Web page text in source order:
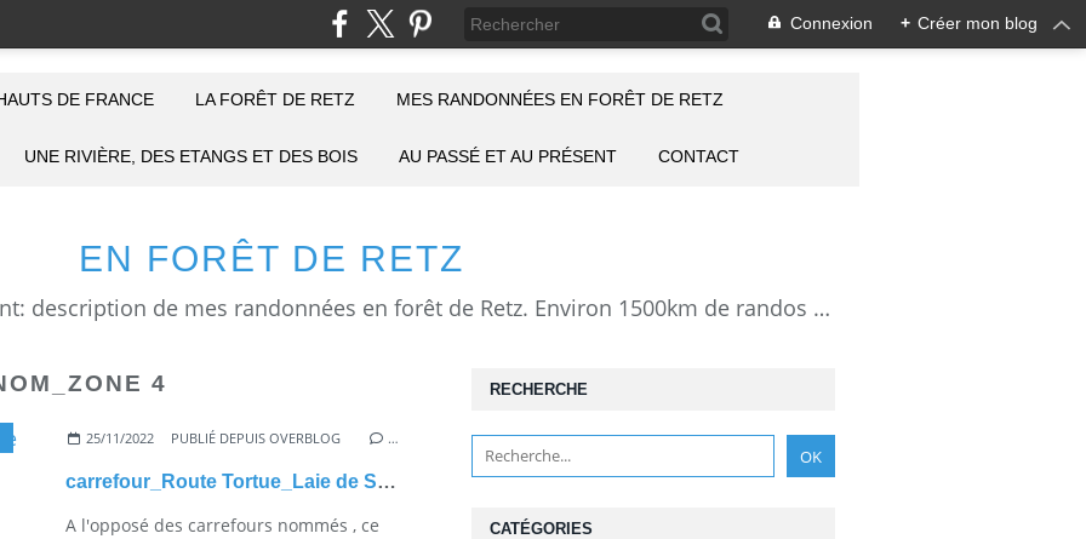
Connexion + Créer mon blog
EN FORÊT DE RETZ
la Forêt de Retz vue autrement: description de mes randonnées en forêt de Retz. Environ 1500km de randos et 25000 photos pour montrer cette forêt magnifique et ses particularités: les lieux atypiques comme la Pierre Clouise, la Cave du Diable, la Pierre Fortière, la Grotte Saint-Antoine ... Mais aussi les 360 carrefours nommés, plus de 100 routes forestières, les étangs, des villages et hameaux
DE FRANCE LA FORÊT DE RETZ MES RANDONNÉES EN FORÊT DE RETZ
UNE RIVIÈRE, DES ETANGS ET DES BOIS AU PASSÉ ET AU PRÉSENT CONTACT
4
25/11/2022 PUBLIÉ DEPUIS OVERBLOG …
carrefour_Route Tortue_Laie de Solférino
A l'opposé des carrefours nommés , ce
RECHERCHE
CATÉGORIES